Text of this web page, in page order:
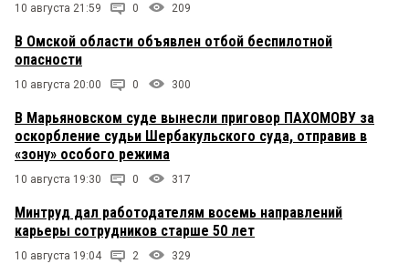
10 августа 21:59 0 209
В Омской области объявлен отбой беспилотной
опасности
10 августа 20:00 0 300
В Марьяновском суде вынесли приговор ПАХОМОВУ за
оскорбление судьи Шербакульского суда, отправив в
«зону» особого режима
10 августа 19:30 0 317
Минтруд дал работодателям восемь направлений
карьеры сотрудников старше 50 лет
10 августа 19:04 2 329